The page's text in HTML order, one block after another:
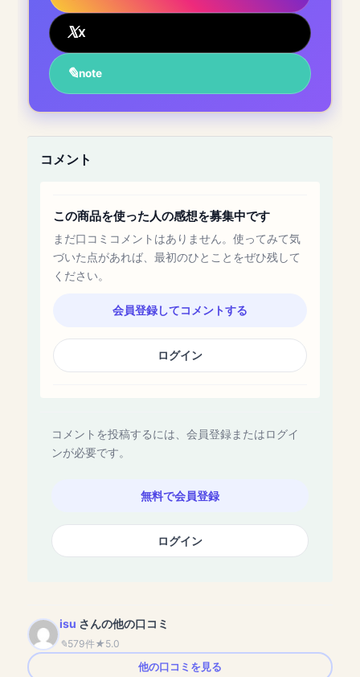
X
note
コメント
この商品を使った人の感想を募集中です
まだ口コミコメントはありません。使ってみて気
づいた点があれば、最初のひとことをぜひ残して
ください。
会員登録してコメントする
ログイン
コメントを投稿するには、会員登録またはログイ
ンが必要です。
無料で会員登録
ログイン
isu さんの他の口コミ
579件
5.0
他の口コミを見る